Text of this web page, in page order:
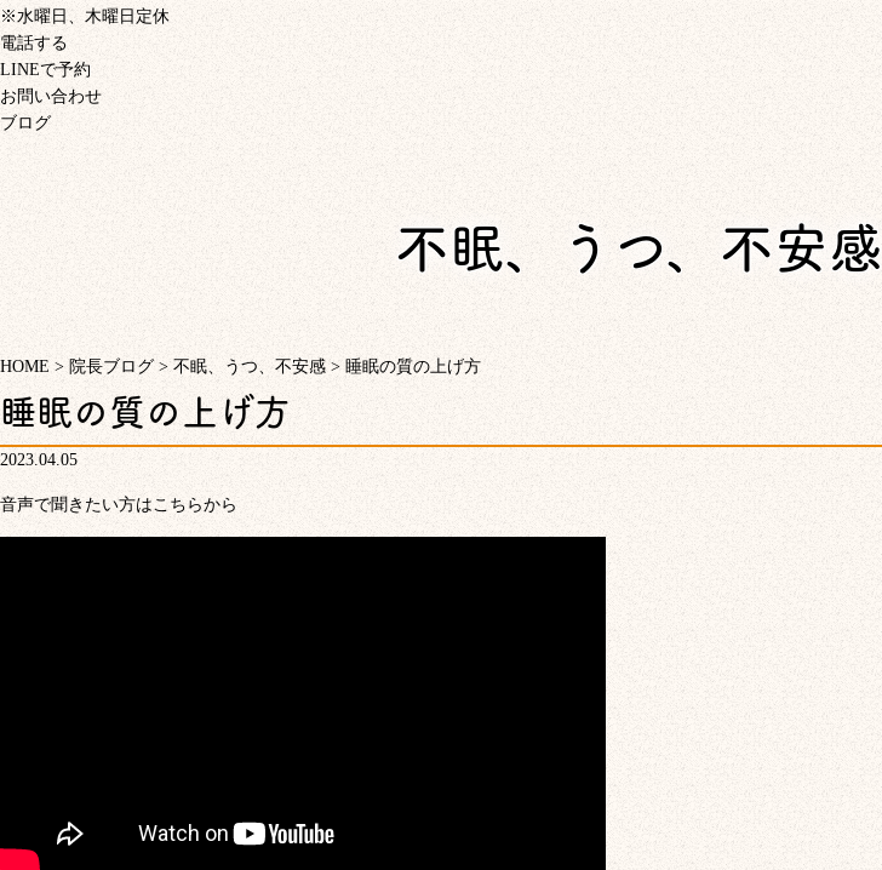
※水曜日、木曜日定休
電話する
LINEで予約
お問い合わせ
ブログ
不眠、うつ、不安感
HOME > 院長ブログ>不眠、うつ、不安感 > 睡眠の質の上げ方
睡眠の質の上げ方
2023.04.05
音声で聞きたい方はこちらから